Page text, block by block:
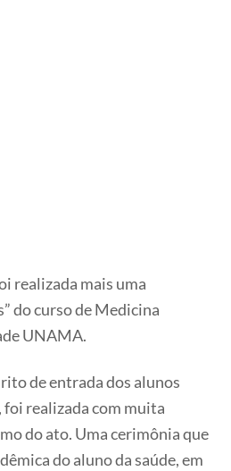
realizada mais uma
do curso de Medicina
UNAMA.
de entrada dos alunos
foi realizada com muita
do ato. Uma cerimônia que
do aluno da saúde, em